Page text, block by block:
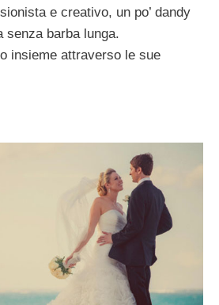
e creativo, un po’ dandy
senza barba lunga.
insieme attraverso le sue